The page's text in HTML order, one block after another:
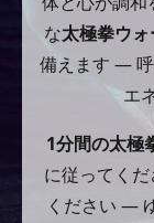
な太極拳ウ
備えます —
エ
1分間の太極
に従ってく
ください —